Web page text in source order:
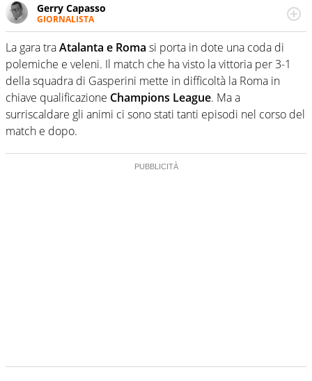
Gerry Capasso
GIORNALISTA
Per lui gli sport americani non hanno segreti: basket,
football, baseball e la capacità innata di trovare la notizia
dove altri non vedono granché
La gara traAtalanta e Roma si porta in dote una coda di
polemiche e veleni. Il match che ha visto la vittoria per 3-1
della squadra di Gasperini mette in difficoltà la Roma in
chiave qualificazione Champions League. Ma a
surriscaldare gli animi ci sono stati tanti episodi nel corso del
match e dopo.